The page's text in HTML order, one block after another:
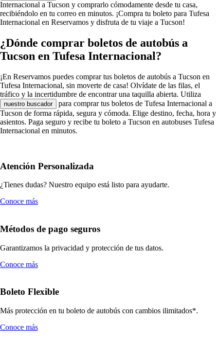
Internacional a Tucson y comprarlo cómodamente desde tu casa,
recibiéndolo en tu correo en minutos. ¡Compra tu boleto para Tufesa
Internacional en Reservamos y disfruta de tu viaje a Tucson!
¿Dónde comprar boletos de autobús a
Tucson en Tufesa Internacional?
¡En Reservamos puedes comprar tus boletos de autobús a Tucson en
Tufesa Internacional, sin moverte de casa! Olvídate de las filas, el
tráfico y la incertidumbre de encontrar una taquilla abierta. Utiliza
nuestro buscador
para comprar tus boletos de Tufesa Internacional a
Tucson de forma rápida, segura y cómoda. Elige destino, fecha, hora y
asientos. Paga seguro y recibe tu boleto a Tucson en autobuses Tufesa
Internacional en minutos.
Atención Personalizada
¿Tienes dudas? Nuestro equipo está listo para ayudarte.
Conoce más
Métodos de pago seguros
Garantizamos la privacidad y protección de tus datos.
Conoce más
Boleto Flexible
Más protección en tu boleto de autobús con cambios ilimitados*.
Conoce más